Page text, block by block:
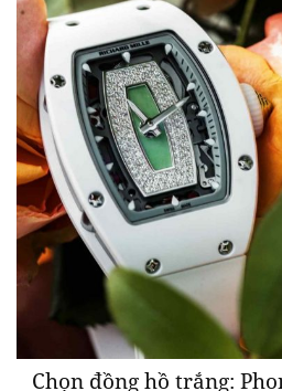
Chọn đồng hồ trắng: